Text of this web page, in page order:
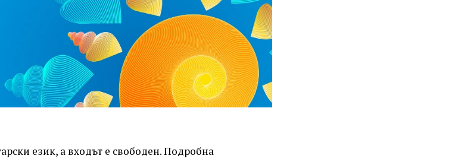
език, а входът е свободен. Подробна